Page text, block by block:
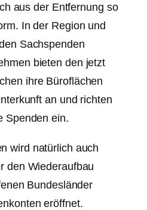
aus der Entfernung so
In der Region und
Sachspenden
bieten den jetzt
ihre Büroflächen
an und richten
Spenden ein.
wird natürlich auch
den Wiederaufbau
Bundesländer
eröffnet.